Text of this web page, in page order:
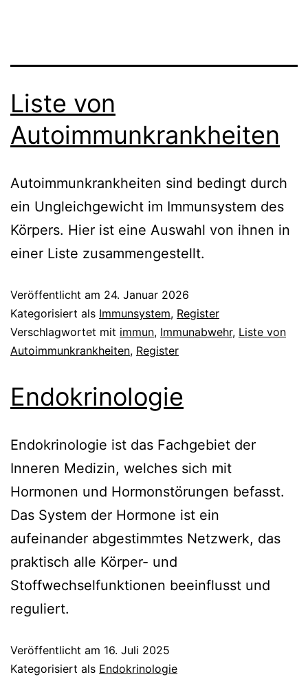
Liste von
Autoimmunkrankheiten
Autoimmunkrankheiten sind bedingt durch
ein Ungleichgewicht im Immunsystem des
Körpers. Hier ist eine Auswahl von ihnen in
einer Liste zusammengestellt.
Veröffentlicht am 24. Januar 2026
Kategorisiert als Immunsystem, Register
Verschlagwortet mit immun, Immunabwehr, Liste von
Autoimmunkrankheiten, Register
Endokrinologie
Endokrinologie ist das Fachgebiet der
Inneren Medizin, welches sich mit
Hormonen und Hormonstörungen befasst.
Das System der Hormone ist ein
aufeinander abgestimmtes Netzwerk, das
praktisch alle Körper- und
Stoffwechselfunktionen beeinflusst und
reguliert.
Veröffentlicht am 16. Juli 2025
Kategorisiert als Endokrinologie